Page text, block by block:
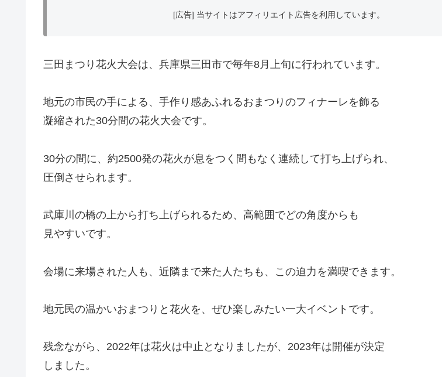
[広告] 当サイトはアフィリエイト広告を利用しています。
三田まつり花火大会は、兵庫県三田市で毎年8月上旬に行われています。
地元の市民の手による、手作り感あふれるおまつりのフィナーレを飾る
凝縮された30分間の花火大会です。
30分の間に、約2500発の花火が息をつく間もなく連続して打ち上げられ、
圧倒させられます。
武庫川の橋の上から打ち上げられるため、高範囲でどの角度からも
見やすいです。
会場に来場された人も、近隣まで来た人たちも、この迫力を満喫できます。
地元民の温かいおまつりと花火を、ぜひ楽しみたい一大イベントです。
残念ながら、2022年は花火は中止となりましたが、2023年は開催が決定
しました。